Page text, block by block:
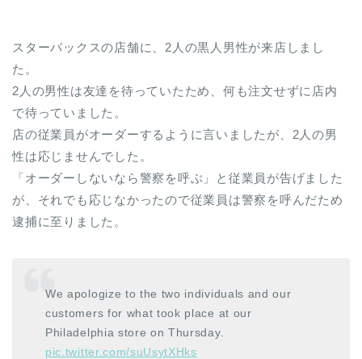
スターバックスの店舗に、2人の黒人男性が来店しまし
た。
2人の男性は友達を待っていたため、何も注文せずに店内
で待っていました。
店の従業員がオーダーするように言いましたが、2人の男
性は応じませんでした。
「オーダーしないなら警察を呼ぶ」と従業員が告げました
が、それでも応じなかったので従業員は警察を呼んだため
逮捕に至りました。
We apologize to the two individuals and our
customers for what took place at our
Philadelphia store on Thursday.
pic.twitter.com/suUsytXHks